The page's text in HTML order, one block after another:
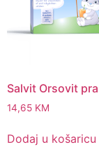
Salvit Orsovit
14,65 KM
Dodaj u košaricu